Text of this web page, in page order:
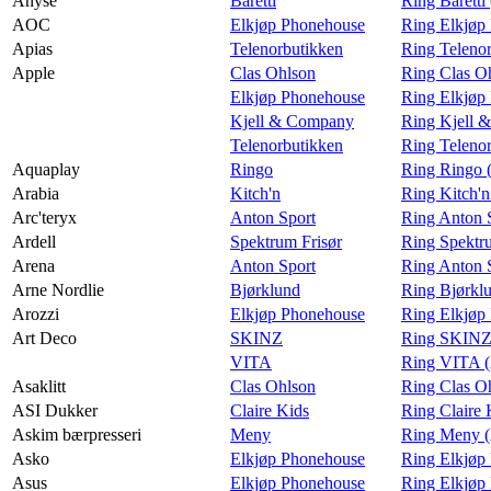
AOC
Elkjøp Phonehouse
Ring Elkjøp
Apias
Telenorbutikken
Ring
Apple
Clas Ohlson
Ring Clas
Elkjøp Phonehouse
Ring Elkjøp
Kjell & Company
Ring Kjell
Telenorbutikken
Ring
Aquaplay
Ringo
Ring Ringo
Arabia
Kitch'n
Ring
Arc'teryx
Anton Sport
Ring Anton
Ardell
Spektrum Frisør
Ring
Arena
Anton Sport
Ring Anton
Arne Nordlie
Bjørklund
Ring
Arozzi
Elkjøp Phonehouse
Ring Elkjøp
Art Deco
SKINZ
Ring
VITA
Ring VITA
Asaklitt
Clas Ohlson
Ring Clas
ASI Dukker
Claire Kids
Ring Claire
Askim bærpresseri
Meny
Ring Meny
Asko
Elkjøp Phonehouse
Ring Elkjøp
Asus
Elkjøp Phonehouse Ring Elkjøp